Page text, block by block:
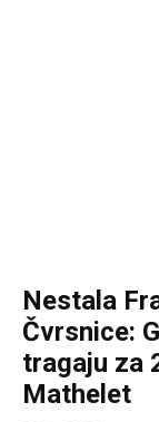
Nestala
Čvrsnice:
tragaju za
Mathelet